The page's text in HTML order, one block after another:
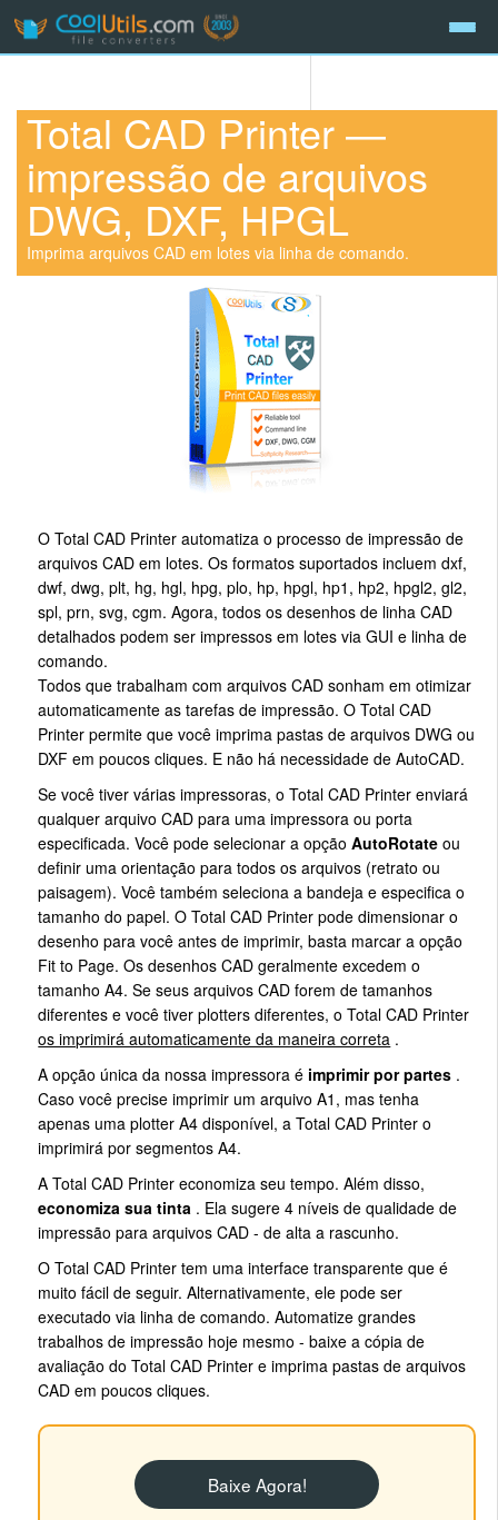
Total CAD Printer —
impressão de arquivos
DWG, DXF, HPGL
Imprima arquivos CAD em lotes via linha de comando.
O Total CAD Printer automatiza o processo de impressão de
arquivos CAD em lotes. Os formatos suportados incluem dxf,
dwf, dwg, plt, hg, hgl, hpg, plo, hp, hpgl, hp1, hp2, hpgl2, gl2,
spl, prn, svg, cgm. Agora, todos os desenhos de linha CAD
detalhados podem ser impressos em lotes via GUI e linha de
comando.
Todos que trabalham com arquivos CAD sonham em otimizar
automaticamente as tarefas de impressão. O Total CAD
Printer permite que você imprima pastas de arquivos DWG ou
DXF em poucos cliques. E não há necessidade de AutoCAD.
Se você tiver várias impressoras, o Total CAD Printer enviará
qualquer arquivo CAD para uma impressora ou porta
especificada. Você pode selecionar a opçãoAutoRotate ou
definir uma orientação para todos os arquivos (retrato ou
paisagem). Você também seleciona a bandeja e especifica o
tamanho do papel. O Total CAD Printer pode dimensionar o
desenho para você antes de imprimir, basta marcar a opção
Fit to Page. Os desenhos CAD geralmente excedem o
tamanho A4. Se seus arquivos CAD forem de tamanhos
diferentes e você tiver plotters diferentes, o Total CAD Printer
os imprimirá automaticamente da maneira correta .
A opção única da nossa impressora é imprimir por partes .
Caso você precise imprimir um arquivo A1, mas tenha
apenas uma plotter A4 disponível, a Total CAD Printer o
imprimirá por segmentos A4.
A Total CAD Printer economiza seu tempo. Além disso,
economiza sua tinta . Ela sugere 4 níveis de qualidade de
impressão para arquivos CAD - de alta a rascunho.
O Total CAD Printer tem uma interface transparente que é
muito fácil de seguir. Alternativamente, ele pode ser
executado via linha de comando. Automatize grandes
trabalhos de impressão hoje mesmo - baixe a cópia de
avaliação do Total CAD Printer e imprima pastas de arquivos
CAD em poucos cliques.
Baixe Agora!